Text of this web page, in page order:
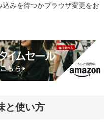
みを待つかブラウザ変更をお
と使い方